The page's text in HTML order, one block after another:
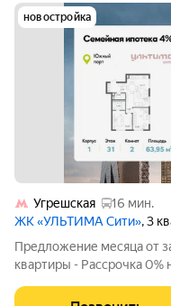
новостройка
Угрешская
16 мин.
ЖК «УЛЬТИМА Сити», 3
Предложение месяца от
квартиры - Рассрочка 0%
7% на 7 лет - Семейная